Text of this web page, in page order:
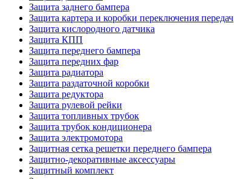
Защита заднего бампера
Защита картера и коробки переключения передач
Защита кислородного датчика
Защита КПП
Защита переднего бампера
Защита передних фар
Защита радиатора
Защита раздаточной коробки
Защита редуктора
Защита рулевой рейки
Защита топливных трубок
Защита трубок кондиционера
Защита электромотора
Защитная сетка решетки переднего бампера
Защитно-декоративные аксессуары
Защитный комплект